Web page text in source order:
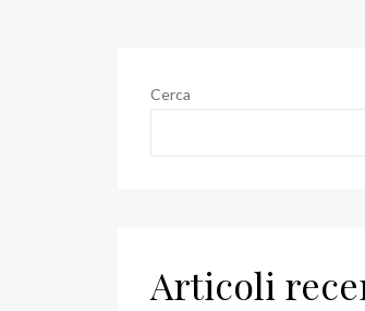
Cerca
Articoli